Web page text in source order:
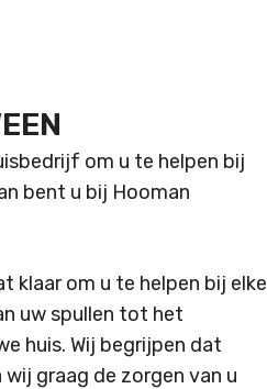
om u te helpen bij
bent u bij Hooman
klaar om u te helpen bij elke
uw spullen tot het
huis. Wij begrijpen dat
graag de zorgen van u